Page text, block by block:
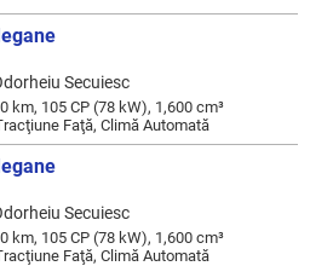
Secuiesc
km, 105 CP (78 kW), 1,600 cm³
Faţă, Climă Automată
Secuiesc
km, 105 CP (78 kW), 1,600 cm³
Faţă, Climă Automată